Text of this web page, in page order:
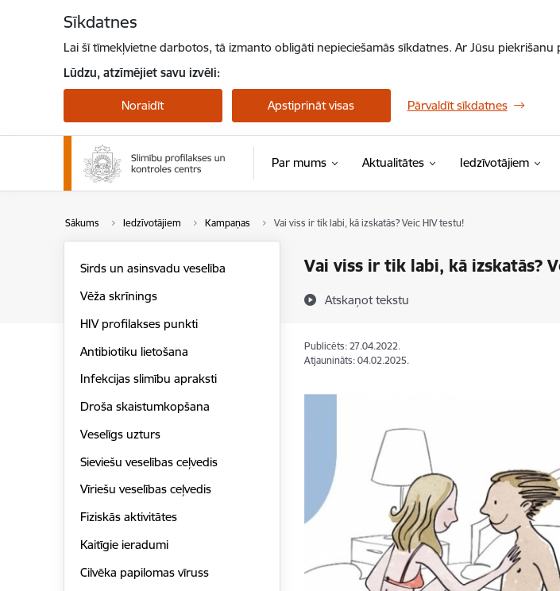
Sīkdatnes
Lai šī tīmekļvietne darbotos, tā izmanto obligāti nepieciešamās sīkdatnes. Ar Jūsu
Lūdzu, atzīmējiet savu izvēli:
Noraidīt Apstiprināt visas Pārvaldīt sīkdatnes
Par mums Aktualitātes Iedzīvotājiem
Pērtiķu bakas
Sākums Iedzīvotājiem Kampaņas Vai viss ir tik labi, kā izskatās? Veic HIV testu!
Vai viss ir tik labi, kā izskatās?
Atskaņot tekstu
Sirds un asinsvadu veselība
Vēža skrīnings
HIV profilakses punkti
Antibiotiku lietošana
Infekcijas slimību apraksti
Droša skaistumkopšana
Veselīgs uzturs
Sieviešu veselības ceļvedis
Vīriešu veselības ceļvedis
Fiziskās aktivitātes
Kaitīgie ieradumi
Cilvēka papilomas vīruss
Publicēts: 27.04.2022.
Atjaunināts: 04.02.2025.